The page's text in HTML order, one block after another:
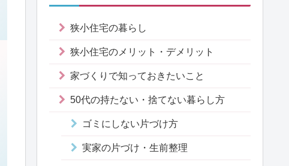
狭小住宅の暮らし
狭小住宅のメリット・デメリット
家づくりで知っておきたいこと
50代の持たない・捨てない暮らし方
ゴミにしない片づけ方
実家の片づけ・生前整理